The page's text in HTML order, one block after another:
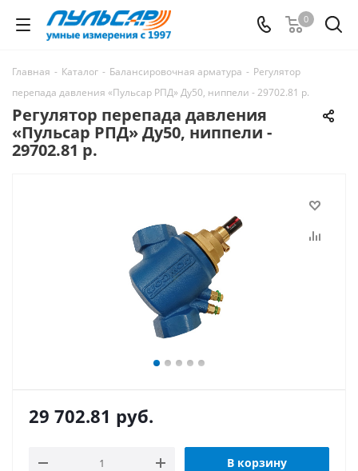
0
Главная - Каталог - Балансировочная арматура - Регулятор
перепада давления «Пульсар РПД» Ду50, ниппели - 29702.81 р.
Регулятор перепада давления
«Пульсар РПД» Ду50, ниппели -
29702.81 р.
29 702.81 руб.
В корзину